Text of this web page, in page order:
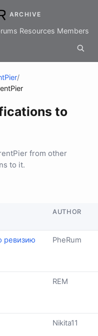
ARCHIVE
Resources Members
/
to
from other
to it.
AUTHOR
ревизию
PheRum
REM
Nikita11